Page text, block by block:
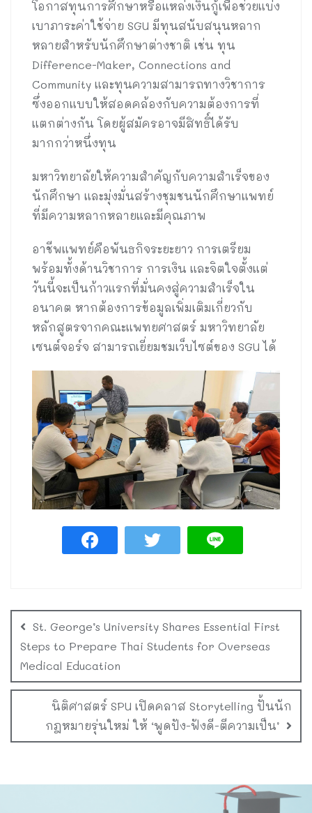
โอกาสทุนการศึกษาหรือแหล่งเงินกู้เพื่อช่วยแบ่ง
เบาภาระค่าใช้จ่าย SGU มีทุนสนับสนุนหลาก
หลายสำหรับนักศึกษาต่างชาติ เช่น ทุน
Difference-Maker, Connections and
Community และทุนความสามารถทางวิชาการ
ซึ่งออกแบบให้สอดคล้องกับความต้องการที่
แตกต่างกัน โดยผู้สมัครอาจมีสิทธิ์ได้รับ
มากกว่าหนึ่งทุน
มหาวิทยาลัยให้ความสำคัญกับความสำเร็จของ
นักศึกษา และมุ่งมั่นสร้างชุมชนนักศึกษาแพทย์
ที่มีความหลากหลายและมีคุณภาพ
อาชีพแพทย์คือพันธกิจระยะยาว การเตรียม
พร้อมทั้งด้านวิชาการ การเงิน และจิตใจตั้งแต่
วันนี้จะเป็นก้าวแรกที่มั่นคงสู่ความสำเร็จใน
อนาคต หากต้องการข้อมูลเพิ่มเติมเกี่ยวกับ
หลักสูตรจากคณะแพทยศาสตร์ มหาวิทยาลัย
เซนต์จอร์จ สามารถเยี่ยมชมเว็บไซต์ของ SGU ได้
St. George’s University Shares Essential First
Steps to Prepare Thai Students for Overseas
Medical Education
นิติศาสตร์ SPU เปิดคลาส Storytelling ปั้นนัก
กฎหมายรุ่นใหม่ ให้ ‘พูดปัง-ฟังดี-ตีความเป็น’